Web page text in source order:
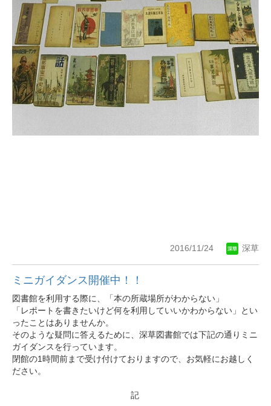
2016/11/24 深草
ミニガイダンス開催中！！
図書館を利用する際に、「本の所蔵場所がわからない」
「レポートを書きたいけど何を利用していいかわからない」とい
ったことはありませんか。
そのような疑問に答えるために、深草図書館では下記の通りミニ
ガイダンスを行っています。
閉館の1時間前まで受け付けておりますので、お気軽にお越しく
ださい。
記